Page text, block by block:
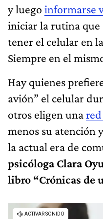
y luego informarse
iniciar la rutina que
tener el celular en
Siempre en el
Hay quienes
avión” el celular
otros eligen una
menos su atención
la actual era de
psicóloga Clara
libro “Crónicas de